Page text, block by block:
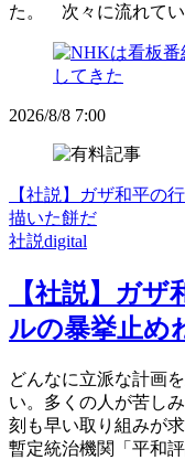
た。 次々に流れて
2026/8/8 7:00
【社説】ガザ和平の
描いた餅だ
社説digital
【社説】ガ
ルの暴挙止め
どんなに立派な計画
い。多くの人が苦し
刻も早い取り組みが
暫定統治機関「平和